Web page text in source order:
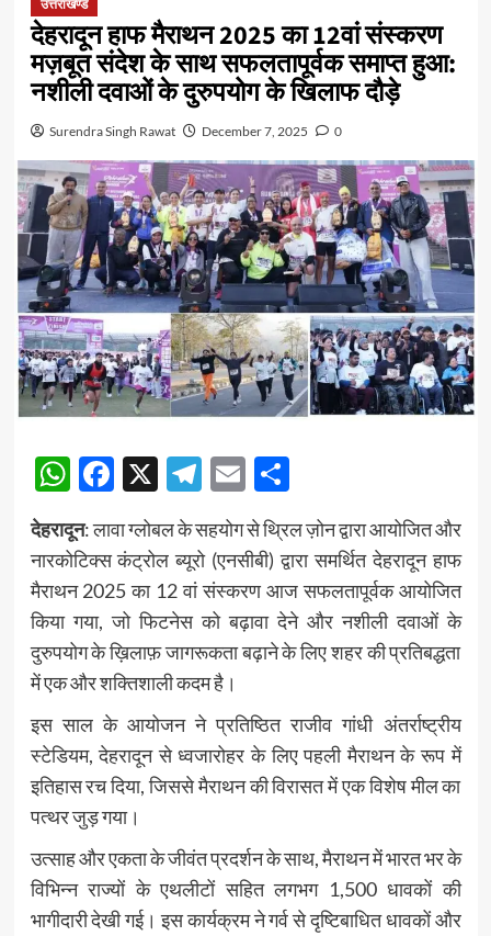
उत्तराखण्ड
देहरादून हाफ मैराथन 2025 का 12वां संस्करण
मज़बूत संदेश के साथ सफलतापूर्वक समाप्त हुआ:
नशीली दवाओं के दुरुपयोग के खिलाफ दौड़े
Surendra Singh Rawat December 7, 2025 0
WhatsApp
Facebook
X Telegram
EmailShare
देहरादून: लावा ग्लोबल के सहयोग से थ्रिल ज़ोन द्वारा आयोजित और
नारकोटिक्स कंट्रोल ब्यूरो (एनसीबी) द्वारा समर्थित देहरादून हाफ
मैराथन 2025 का 12 वां संस्करण आज सफलतापूर्वक आयोजित
किया गया, जो फिटनेस को बढ़ावा देने और नशीली दवाओं के
दुरुपयोग के ख़िलाफ़ जागरूकता बढ़ाने के लिए शहर की प्रतिबद्धता
में एक और शक्तिशाली कदम है।
इस साल के आयोजन ने प्रतिष्ठित राजीव गांधी अंतर्राष्ट्रीय
स्टेडियम, देहरादून से ध्वजारोहर के लिए पहली मैराथन के रूप में
इतिहास रच दिया, जिससे मैराथन की विरासत में एक विशेष मील का
पत्थर जुड़ गया।
उत्साह और एकता के जीवंत प्रदर्शन के साथ, मैराथन में भारत भर के
विभिन्न राज्यों के एथलीटों सहित लगभग 1,500 धावकों की
भागीदारी देखी गई। इस कार्यक्रम ने गर्व से दृष्टिबाधित धावकों और